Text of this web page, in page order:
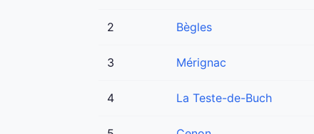
2 Bègles
3 Mérignac
4 La Teste-de-Buch